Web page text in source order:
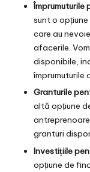
Împrumuturile
sunt o
care au
afacerile.
disponibile,
împrumuturile
Granturile
altă opțiune
granturi
Investițiile
opțiune de